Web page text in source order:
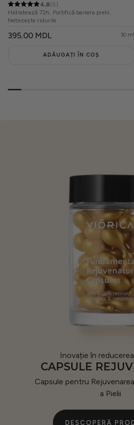
4,8(5)
Hidratează 72h, Fortifică bariera pielii,
Netezește ridurile
PREȚ
395.00 MDL 30 ml
ADĂUGAȚI ÎN COȘ
Inovație în
CAPSULE
Capsule pentru
a Pielii
DESCOPERĂ